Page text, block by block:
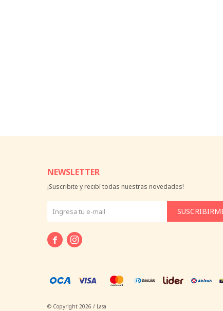
NEWSLETTER
¡Suscribite y recibí todas nuestras novedades!
 
© Copyright 2026 / Lasa